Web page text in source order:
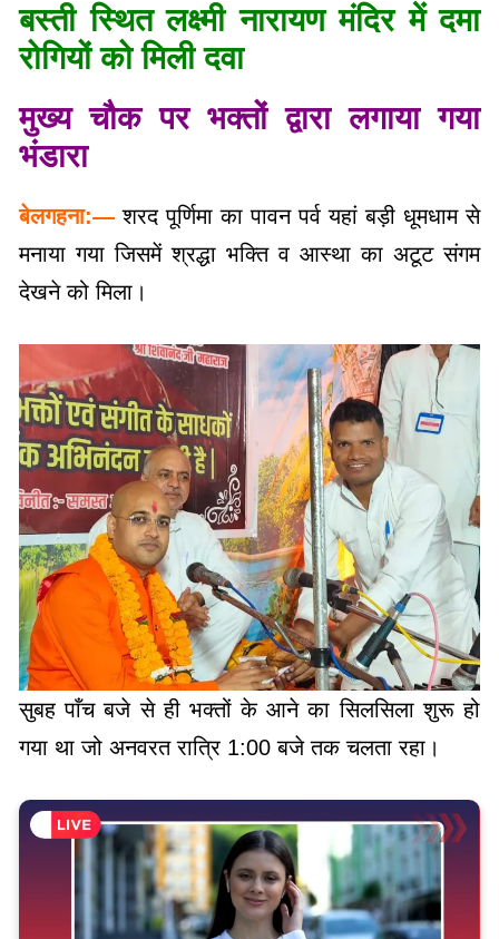
मुख्य चौक पर भक्तों द्वारा लगाया गया
भंडारा
बेलगहना:—
शरद पूर्णिमा का पावन पर्व यहां बड़ी धूमधाम से
मनाया गया जिसमें श्रद्धा भक्ति व आस्था का अटूट संगम
देखने को मिला।
सुबह पाँच बजे से ही भक्तों के आने का सिलसिला शुरू हो
गया था जो अनवरत रात्रि 1:00 बजे तक चलता रहा।